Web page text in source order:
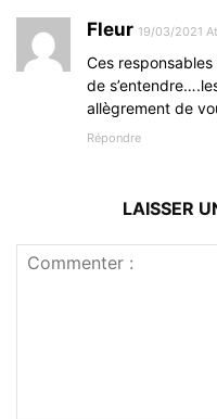
Fleur 19/03/2021
Ces
de
allègrement de
Répondre
LAISSER